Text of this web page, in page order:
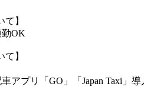
て】
OK
て】
アプリ「GO」「Japan Taxi」導